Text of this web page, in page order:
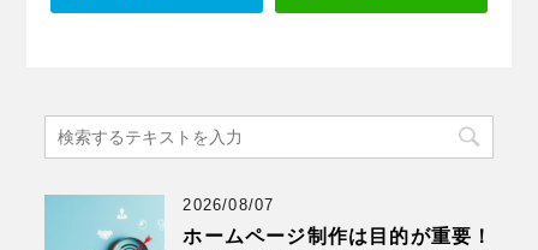
2026/08/07
ホームページ制作は目的が重要！